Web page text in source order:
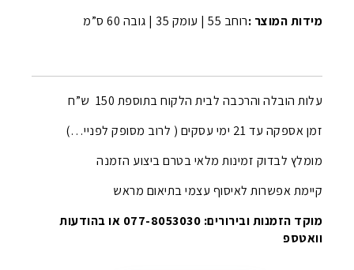
מידות המוצר :רוחב 55 | עומק 35 | גובה 60 ס”מ
עלות הובלה והרכבה לבית הלקוח בתוספת 150 ש”ח
זמן אספקה עד 21 ימי עסקים ( לרוב מסופק לפניי…)
מומלץ לבדוק זמינות מלאי בטרם ביצוע הזמנה
קיימת אפשרות לאיסוף עצמי בתיאום מראש
מוקד הזמנות ובירורים: 077-8053030 או בהודעות
וואטספ